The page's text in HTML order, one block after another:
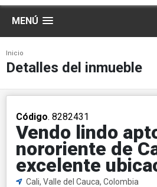
MENÚ
Inicio
Detalles del inmueble
Código. 8282431
Vendo lindo
nororiente de
excelente
Cali, Valle del Cauca, Colombia